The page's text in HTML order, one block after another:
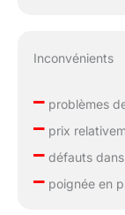
Inconvénients
–problèmes
–prix
–défauts dans
–poignée en